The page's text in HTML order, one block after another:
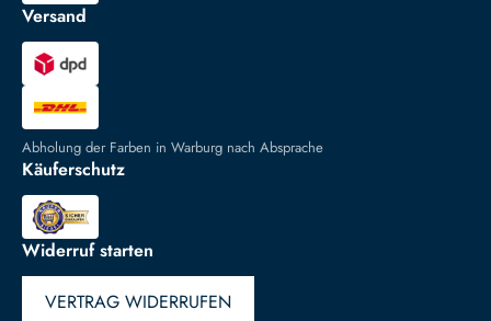
Versand
Abholung der Farben in Warburg nach Absprache
Käuferschutz
Widerruf starten
VERTRAG WIDERRUFEN